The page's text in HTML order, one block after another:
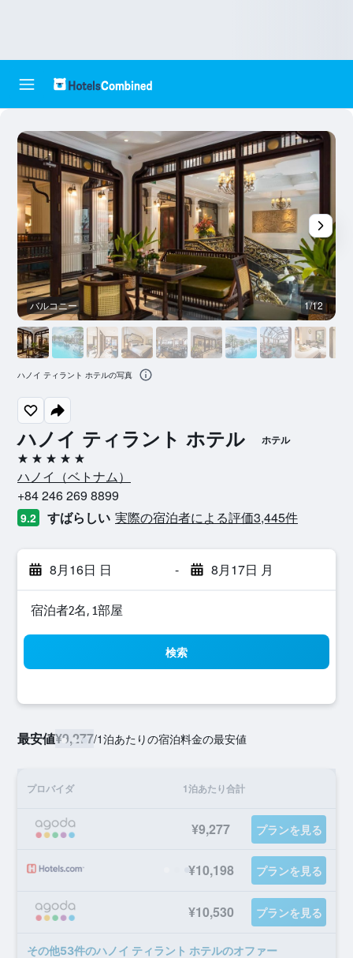
ハノイ ティラント ホテル ホテル
5つ星
ハノイ​（ベトナム​）​
+84 246 269 8899
9.2 すばらしい 実際の宿泊者による評価3,445​件
8月16日 日 - 8月17日 月
宿泊者2名, 1​部屋
検索
最安値¥9,277/1泊あたりの宿泊料金の最安値
プロバイダ 1泊あたり合計
¥9,277 プランを見る
¥10,198 プランを見る
¥10,530 プランを見る
​その他53​件のハノイ ティラント ホテルのオファー
バルコニー 1/12
ハノイ ティラント ホテルの写真